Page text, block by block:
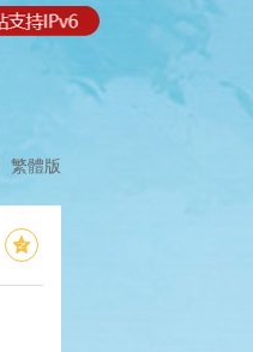
繁體版